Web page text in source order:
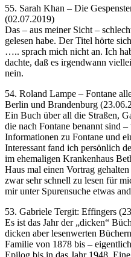
55. Sarah Khan – Die
(02.07.2019)
Das – aus meiner Sicht –
gelesen habe. Der Titel hörte
….. sprach mich nicht an. Ich
dachte, daß es irgendwann
nein.
54. Roland Lampe – Fontane
Berlin und Brandenburg
Ein Buch über all die Straßen,
die nach Fontane benannt sind
Informationen zu Fontane und
Interessant fand ich persönlich
im ehemaligen Krankenhaus
Haus mal einen Vortrag
zwar sehr schnell zu lesen für
mir unter Spurensuche etwas
53. Gabriele Tergit: Effingers
Es ist das Jahr der „dicken“
dicken aber lesenwerten
Familie von 1878 bis –